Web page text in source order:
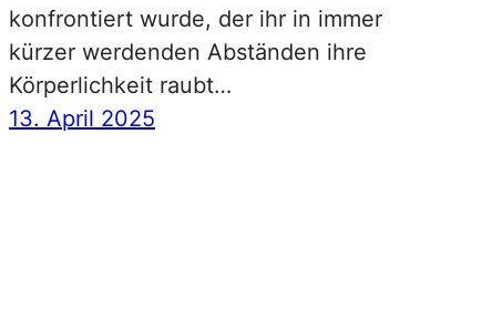
konfrontiert wurde, der ihr in immer
kürzer werdenden Abständen ihre
Körperlichkeit raubt…
13. April 2025